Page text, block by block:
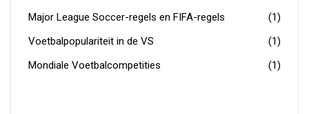
Major League Soccer-regels en FIFA-regels
(1)
Voetbalpopulariteit in de VS
(1)
Mondiale Voetbalcompetities
(1)